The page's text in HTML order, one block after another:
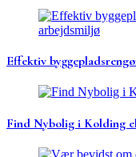
Effektiv
Find Nybolig i Kolding